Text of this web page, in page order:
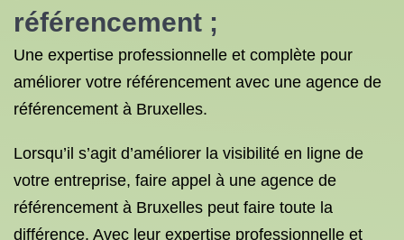
référencement ;
Une expertise professionnelle et complète pour
améliorer votre référencement avec une agence de
référencement à Bruxelles.
Lorsqu’il s’agit d’améliorer la visibilité en ligne de
votre entreprise, faire appel à une agence de
référencement à Bruxelles peut faire toute la
différence. Avec leur expertise professionnelle et